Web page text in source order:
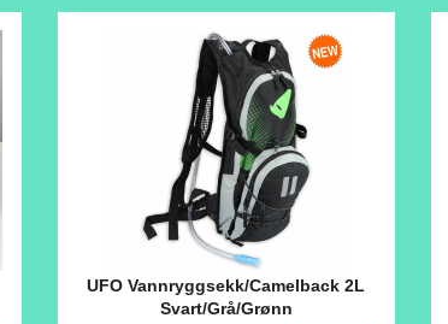
UFO Vannryggsekk/Camelback 2L
Svart/Grå/Grønn